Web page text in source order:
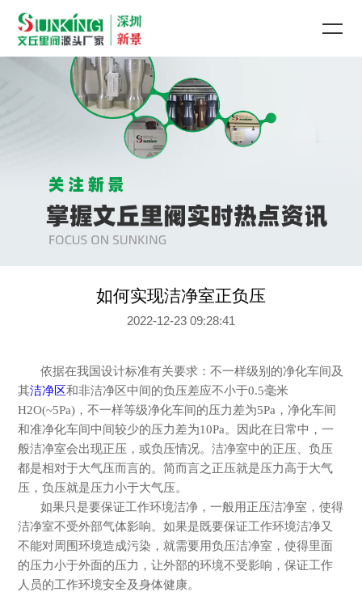
如何实现洁净室正负压
2022-12-23 09:28:41
依据在我国设计标准有关要求：不一样级别的净化车间及
其洁净区和非洁净区中间的负压差应不小于0.5毫米
H2O(~5Pa)，不一样等级净化车间的压力差为5Pa，净化车间
和准净化车间中间较少的压力差为10Pa。因此在日常中，一
般洁净室会出现正压，或负压情况。洁净室中的正压、负压
都是相对于大气压而言的。简而言之正压就是压力高于大气
压，负压就是压力小于大气压。
如果只是要保证工作环境洁净，一般用正压洁净室，使得
洁净室不受外部气体影响。如果是既要保证工作环境洁净又
不能对周围环境造成污染，就需要用负压洁净室，使得里面
的压力小于外面的压力，让外部的环境不受影响，保证工作
人员的工作环境安全及身体健康。